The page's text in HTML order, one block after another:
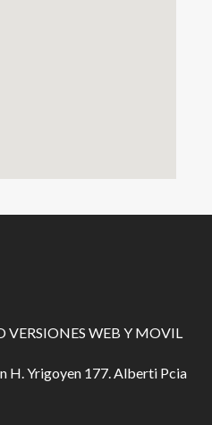
VERSIONES WEB Y MOVIL
H. Yrigoyen 177. Alberti Pcia